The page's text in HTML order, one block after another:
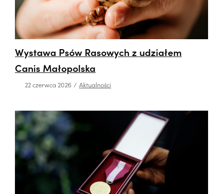
Wystawa Psów Rasowych z udziałem
Canis Małopolska
22 czerwca 2026 Aktualności